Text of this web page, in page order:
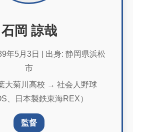
石岡 諒哉
年5月3日 | 出身: 静岡県浜松
市
大菊川高校 → 社会人野球
、日本製鉄東海REX）
監督